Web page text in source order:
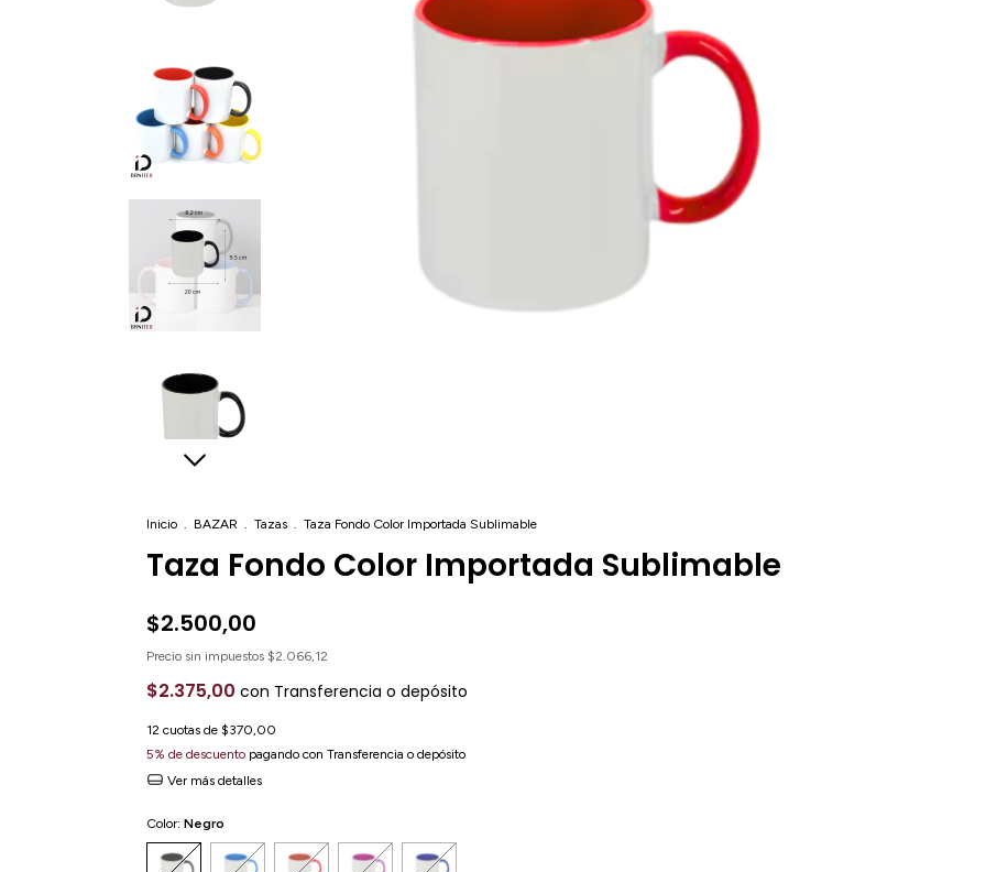
Inicio BAZAR Tazas Taza Fondo Color Importada Sublimable
Taza Fondo Color Importada Sublimable
$2.500,00
Precio sin impuestos $2.066,12
$2.375,00 con Transferencia o depósito
12 cuotas de $370,00
5% de descuento pagando con Transferencia o depósito
Ver más detalles
Color: Negro